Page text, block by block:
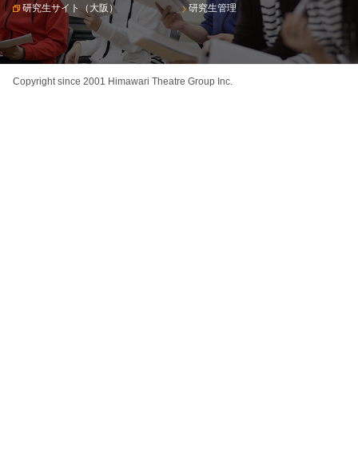
研究生サイト（大阪）
研究生管理
Copyright since 2001 Himawari Theatre Group Inc.